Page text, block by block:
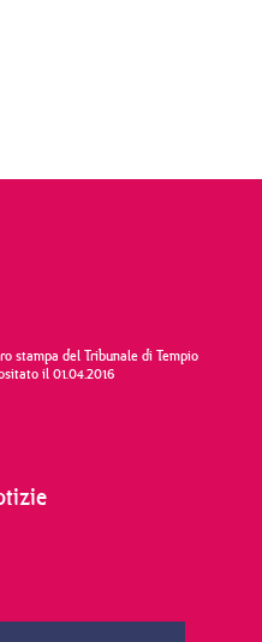
stampa del Tribunale di Tempio
il 01.04.2016